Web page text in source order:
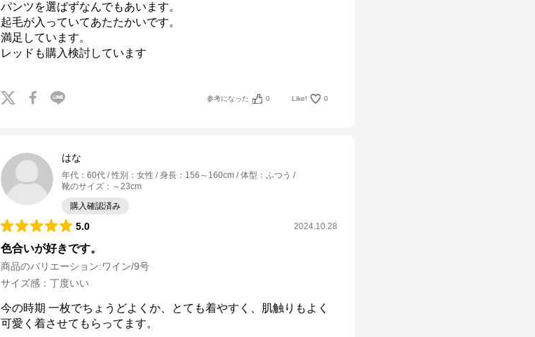
パンツを選ばずなんでもあいます。
起毛が入っていてあたたかいです。
満足しています。
レッドも購入検討しています
参考になった 0 Like! 0
はな
年代 ： 60代 性別 ： 女性 身長 ： 156～160cm 体型 ： ふつう
靴のサイズ ： ～23cm
購入確認済み
5.0 2024.10.28
色合いが好きです。
商品のバリエーション:ワイン/9号
サイズ感 ： 丁度いい
今の時期 一枚でちょうどよくか、とても着やすく、肌触りもよく
可愛く着させてもらってます。